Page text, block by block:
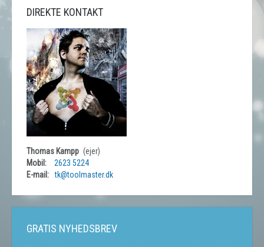
DIREKTE KONTAKT
Thomas Kampp (ejer)
Mobil:
2623 5224
E-mail:
tk@toolmaster.dk
GRATIS NYHEDSBREV